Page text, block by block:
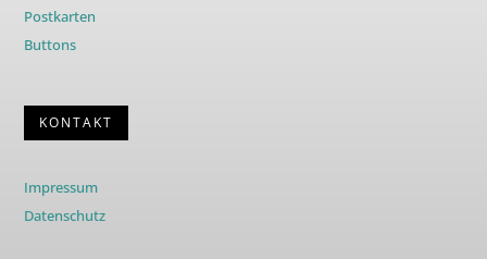
Postkarten
Buttons
KONTAKT
Impressum
Datenschutz